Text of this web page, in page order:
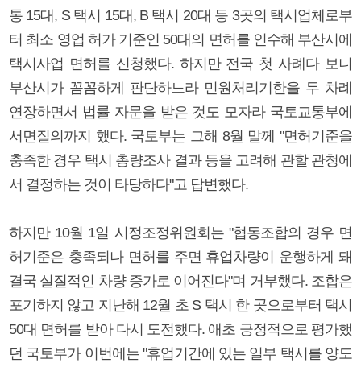
통 15대, S 택시 15대, B 택시 20대 등 3곳의 택시업체로부
터 최소 영업 허가 기준인 50대의 면허를 인수해 부산시에
택시사업 면허를 신청했다. 하지만 전국 첫 사례다 보니
부산시가 꼼꼼하게 판단하느라 민원처리기한을 두 차례
연장하면서 법률 자문을 받은 것도 모자라 국토교통부에
서면질의까지 했다. 국토부는 그해 8월 말께 "면허기준을
충족한 경우 택시 총량조사 결과 등을 고려해 관할 관청에
서 결정하는 것이 타당하다"고 답변했다.
하지만 10월 1일 시정조정위원회는 "협동조합의 경우 면
허기준은 충족되나 면허를 주면 휴업차량이 운행하게 돼
결국 실질적인 차량 증가로 이어진다"며 거부했다. 조합은
포기하지 않고 지난해 12월 초 S 택시 한 곳으로부터 택시
50대 면허를 받아 다시 도전했다. 애초 긍정적으로 평가했
던 국토부가 이번에는 "휴업기간에 있는 일부 택시를 양도